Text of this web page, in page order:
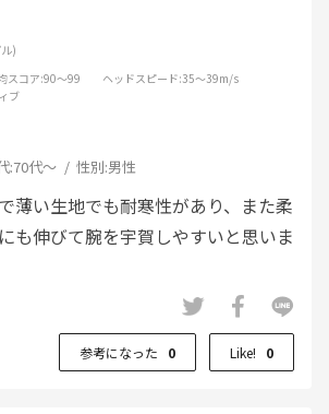
)
スコア:90～99 ヘッドスピード:35～39m/s
ブ
:70代～ 性別:男性
薄い生地でも耐寒性があり、また柔
も伸びて腕を宇賀しやすいと思いま
参考になった 0 Like! 0